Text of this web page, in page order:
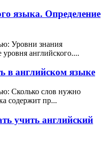
языка. Определение
Уровни знания
английского....
в английском языке
Сколько слов нужно
содержит пр...
учить английский